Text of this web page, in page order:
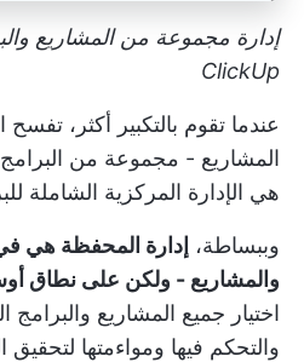
إدارة مجموعة من المشاريع
ClickUp
عندما تقوم بالتكبير أكثر،
المشاريع - مجموعة من
هي الإدارة المركزية الشاملة
وببساطة، إدارة المحفظة هي
والمشاريع - ولكن على نطاق
اختيار جميع المشاريع والبرامج
والتحكم فيها ومواءمتها لتحقيق